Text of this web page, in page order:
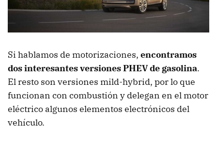
Si hablamos de motorizaciones, encontramos
dos interesantes versiones PHEV de gasolina.
El resto son versiones mild-hybrid, por lo que
funcionan con combustión y delegan en el motor
eléctrico algunos elementos electrónicos del
vehículo.